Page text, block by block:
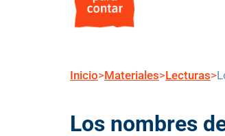
Inicio>Materiales>Lecturas>
Los nombres